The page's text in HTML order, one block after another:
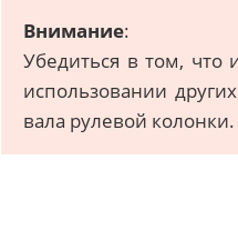
Внимание:
Убедиться в том, что
использовании
вала рулевой колонки.